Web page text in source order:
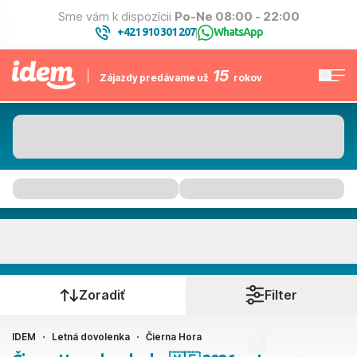
Sme vám k dispozícii Po-Ne 08:00 - 22:00
+421 910 301 207| WhatsApp
Zájazdy predávame už 15 rokov
Kedy cestujete?
Ako cestujete?
Zoradiť Filter
IDEM Letná dovolenka Čierna Hora